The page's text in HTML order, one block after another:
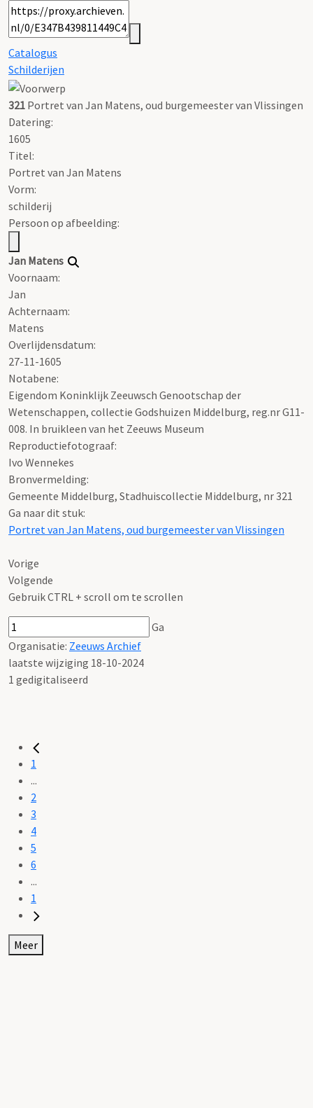
Catalogus
Schilderijen
321 Portret van Jan Matens, oud burgemeester van Vlissingen
Datering:
1605
Titel:
Portret van Jan Matens
Vorm:
schilderij
Persoon op afbeelding:
Jan Matens
Voornaam:
Jan
Achternaam:
Matens
Overlijdensdatum:
27-11-1605
Notabene:
Eigendom Koninklijk Zeeuwsch Genootschap der
Wetenschappen, collectie Godshuizen Middelburg, reg.nr G11-
008. In bruikleen van het Zeeuws Museum
Reproductiefotograaf:
Ivo Wennekes
Bronvermelding:
Gemeente Middelburg, Stadhuiscollectie Middelburg, nr 321
Ga naar dit stuk:
Portret van Jan Matens, oud burgemeester van Vlissingen
Vorige
Volgende
Gebruik CTRL + scroll om te scrollen
Ga
Organisatie: Zeeuws Archief
laatste wijziging 18-10-2024
1 gedigitaliseerd
1
...
2
3
4
5
6
...
1
Meer